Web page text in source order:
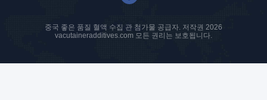
중국 좋은 품질 혈액 수집 관 첨가물 공급자. 저작권 2026
vacutaineradditives.com 모든 권리는 보호됩니다.